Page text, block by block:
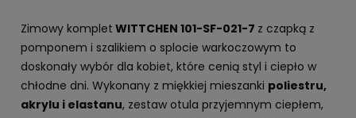
Zimowy komplet WITTCHEN 101-SF-021-7 z czapką z
pomponem i szalikiem o splocie warkoczowym to
doskonały wybór dla kobiet, które cenią styl i ciepło w
chłodne dni. Wykonany z miękkiej mieszanki poliestru,
akrylu i elastanu, zestaw otula przyjemnym ciepłem,